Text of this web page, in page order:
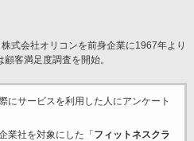
式会社オリコンを前身企業に1967年より
客満足度調査を開始。
にサービスを利用した 人にアンケート
業社を対象にした「 フィットネスクラ